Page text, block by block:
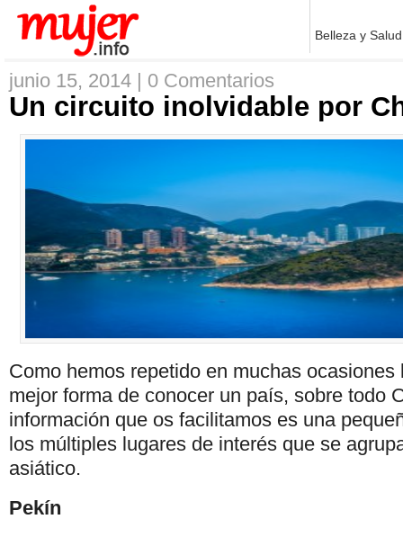
Belleza y Salud
junio 15, 2014 | 0 Comentarios
Un circuito inolvidable por
Como hemos repetido en muchas
mejor forma de conocer un país, sobre todo
información que os facilitamos es una
los múltiples lugares de interés que se
asiático.
Pekín